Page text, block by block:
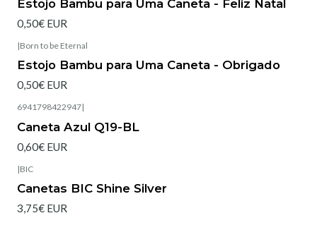
Estojo Bambu para Uma Caneta - Feliz Natal
0,50€ EUR
|Born to be Eternal
Estojo Bambu para Uma Caneta - Obrigado
0,50€ EUR
6941798422947|
Caneta Azul Q19-BL
0,60€ EUR
|BIC
Canetas BIC Shine Silver
3,75€ EUR